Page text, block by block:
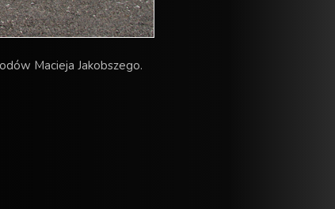
Macieja Jakobszego.